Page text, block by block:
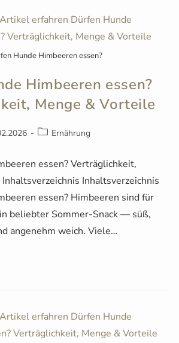
Hunde Himbeeren essen?
Himbeeren essen?
Menge & Vorteile
Ernährung
essen? Verträglichkeit,
Inhaltsverzeichnis
essen? Himbeeren sind für
beliebter Sommer-Snack — süß,
angenehm weich. Viele…